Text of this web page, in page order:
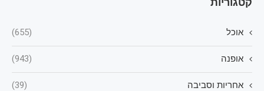
אוכל (655)
אופנה (943)
אחריות וסביבה (39)